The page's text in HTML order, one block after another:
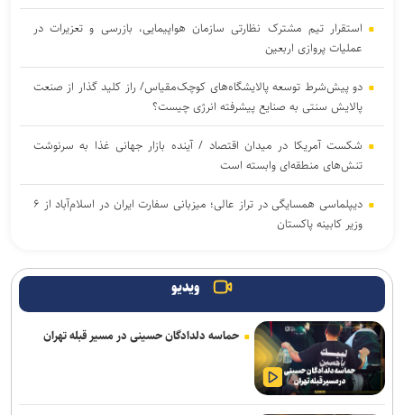
استقرار تیم مشترک نظارتی سازمان هواپیمایی، بازرسی و تعزیرات در
عملیات پروازی اربعین
دو پیش‌شرط توسعه پالایشگاه‌های کوچک‌مقیاس/ راز کلید گذار از صنعت
پالایش سنتی به صنایع پیشرفته انرژی چیست؟
شکست آمریکا در میدان اقتصاد / آینده بازار جهانی غذا به سرنوشت
تنش‌های منطقه‌ای وابسته است
دیپلماسی همسایگی در تراز عالی؛ میزبانی سفارت ایران در اسلام‌آباد از ۶
وزیر کابینه پاکستان
ترافیک روان در محور‌های منتهی به مرز‌های اربعین / تردد روان در
محور‌های شمالی کشور
رگبار و رعدوبرق موقت در برخی نقاط مازندران و ارتفاعات البرز مرکزی
ویدیو
حماسه دلدادگان حسینی در مسیر قبله تهران